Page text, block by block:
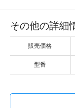
その他の詳細
販売価格
型番